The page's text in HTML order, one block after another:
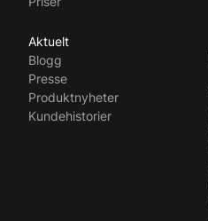
Aktuelt
Blogg
Presse
Produktnyheter
Kundehistorier